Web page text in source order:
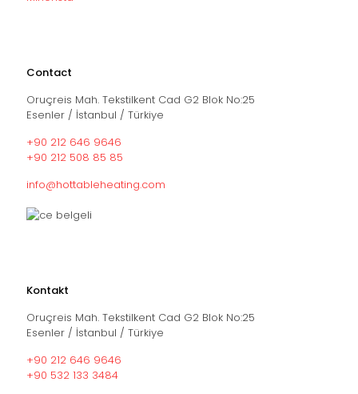
Contact
Oruçreis Mah. Tekstilkent Cad G2 Blok No:25
Esenler / İstanbul / Türkiye
+90 212 646 9646
+90 212 508 85 85
info@hottableheating.com
Kontakt
Oruçreis Mah. Tekstilkent Cad G2 Blok No:25
Esenler / İstanbul / Türkiye
+90 212 646 9646
+90 532 133 3484